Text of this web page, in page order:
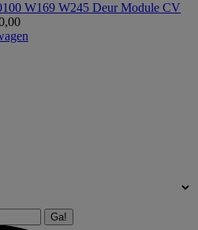
W169 W245 Deur Module CV